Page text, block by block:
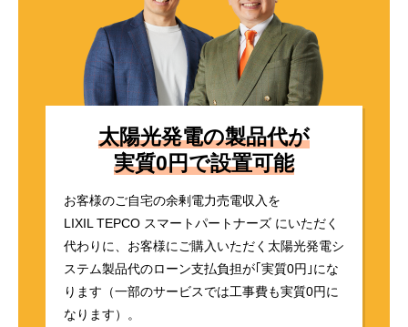
太陽光発電の製品代が
実質0円で設置可能
お客様のご自宅の余剰電力売電収入を
LIXIL TEPCO スマートパートナーズ にいただく
代わりに、 お客様にご購入いただく太陽光発電シ
ステム製品代のローン支払負担が｢実質0円｣にな
ります （一部のサービスでは工事費も実質0円に
なります）。